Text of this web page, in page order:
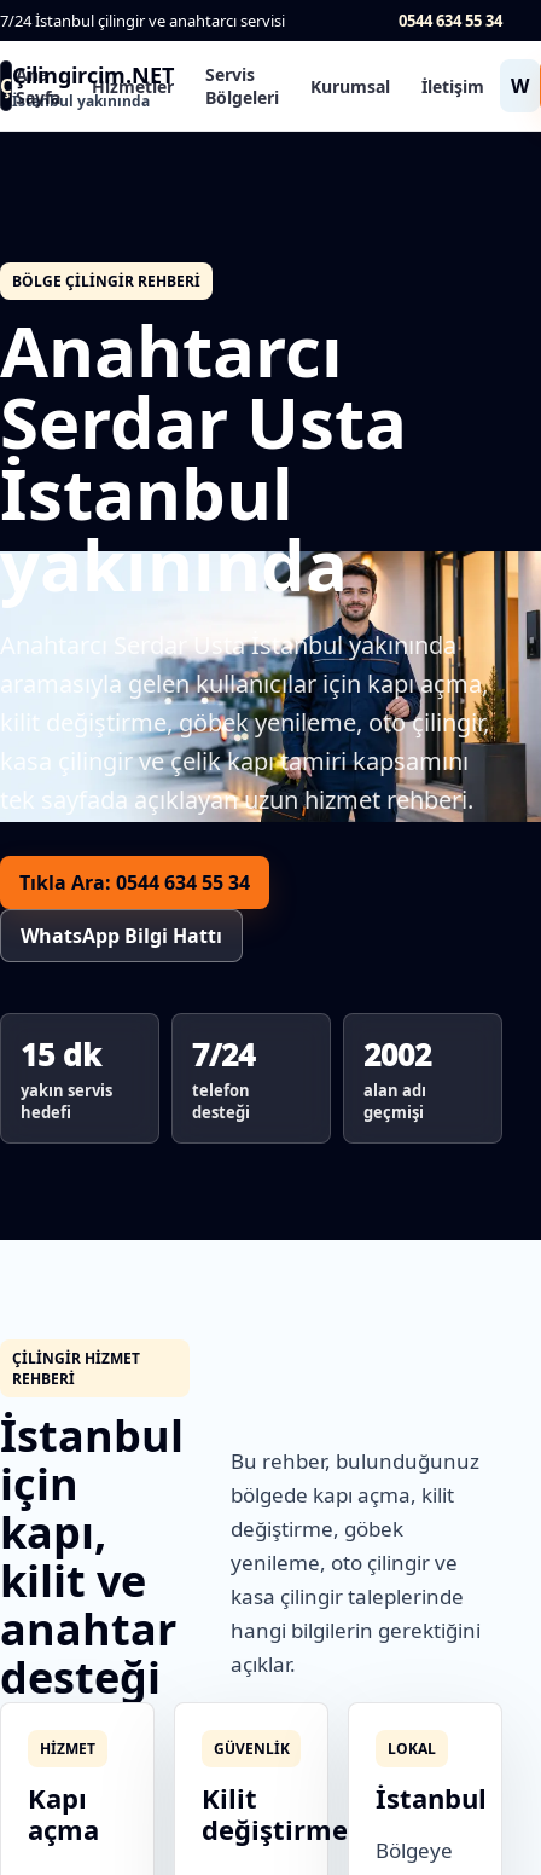
7/24 İstanbul çilingir ve anahtarcı servisi 0544 634 55 34
ÇÇilingircim.NET
İstanbul yakınında
Ana
Sayfa
Hizmetler
Servis
Bölgeleri
Kurumsal İletişim W
BÖLGE ÇILINGIR REHBERI
Anahtarcı
Serdar Usta
İstanbul
yakınında
Anahtarcı Serdar Usta İstanbul yakınında
aramasıyla gelen kullanıcılar için kapı açma,
kilit değiştirme, göbek yenileme, oto çilingir,
kasa çilingir ve çelik kapı tamiri kapsamını
tek sayfada açıklayan uzun hizmet rehberi.
Tıkla Ara: 0544 634 55 34
WhatsApp Bilgi Hattı
15 dk
yakın servis
hedefi
7/24
telefon
desteği
2002
alan adı
geçmişi
ÇILINGIR HIZMET
REHBERI
İstanbul
için
kapı,
kilit ve
anahtar
desteği
Bu rehber, bulunduğunuz
bölgede kapı açma, kilit
değiştirme, göbek
yenileme, oto çilingir ve
kasa çilingir taleplerinde
hangi bilgilerin gerektiğini
açıklar.
HIZMET
Kapı
açma
GÜVENLIK
Kilit
değiştirme
LOKAL
İstanbul
Bölgeye